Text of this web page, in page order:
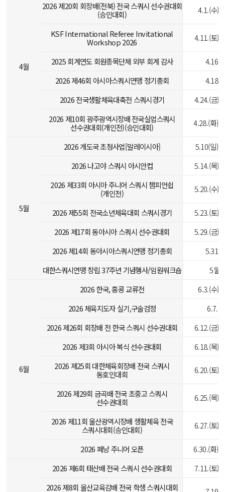
4월
2026 제20회 회장배(전북) 전국 스쿼시 선수권대회
(승인대회)
4.1.(수)-
KSF International Referee Invitational
Workshop 2026
4.11.(토)-
2025 회계연도 회원종목단체 외부 회계 감사
4.16.(
2026 제46회 아시아스쿼시연맹 정기총회
4.18.(
2026 전국생활체육대축전 스쿼시경기
4.24.(금)-
2026 제10회 광주광역시장배 전국실업스쿼시
선수권대회(개인전)(승인대회)
4.28.(화)-
5월
2026 개도국 초청사업[말레이시아]
5.10(일)-
2026 나고야 스쿼시 아시안컵
5.14.(목)-
2026 제33회 아시아 주니어 스쿼시 챔피언쉽
(개인전)
5.20.(수)-
2026 제55회 전국소년체육대회 스쿼시경기
5.23.(토)-
2026 제17회 동아시아 스쿼시 선수권대회
5.29.(금)-
2026 제14회 동아시아스쿼시연맹 정기총회
5.31.(
대한스쿼시연맹 창립 37주년 기념행사/임원워크숍
5월
6월
2026 한국, 홍콩 교류전
6.3.(수)-
2026 체육지도자 실기,구술검정
6.7.(
2026 제26회 회장배 전 한국 스쿼시 선수권대회
6.12.(금)-
2026 제3회 아시아 복식 선수권대회
6.18.(목)-
2026 제25회 대한체육회장배 전국 스쿼시
동호인대회
6.20.(토)-
2026 제29회 금곡배 전국 초중고 스쿼시
선수권대회
6.25.(목)-
2026 제11회 울산광역시장배 생활체육 전국
스쿼시대회(승인대회)
6.27.(토)-
2026 페낭 주니어 오픈
6.30.(화)-
2026 제6회 태산배 전국 스쿼시 선수권대회
7.11.(토)-
2026 제8회 울산교육감배 전국 학생 스쿼시대회